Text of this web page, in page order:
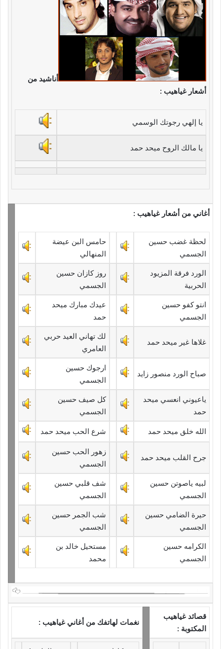
أناشيد من
أشعار غياهيب :
يا إلهي رجوتك الوسمي
يا مالك الروح ميحد حمد
أغاني من أشعار غياهيب :
لحظة غضب حسين
الجسمي
حامس البن عيضة
المنهالي
الورد فرقة المزيود
الحربية
روز كازان حسين
الجسمي
انتو كفو حسين
الجسمي
عيدك مبارك ميحد
حمد
غلاها غير ميحد حمد
لك تهاني العيد حربي
العامري
صباح الورد منصور زايد
ارجوك حسين
الجسمي
ياعيوني انعسي ميحد
حمد
كل صيف حسين
الجسمي
الله خلق ميحد حمد شرع الحب ميحد حمد
جرح القلب ميحد حمد
زهور الحب حسين
الجسمي
لبيه ياصوتن حسين
الجسمي
شف قلبي حسين
الجسمي
حيرة الضامي حسين
الجسمي
شب الجمر حسين
الجسمي
الكرامه حسين
الجسمي
مستحيل خالد بن
محمد
قصائد غياهيب
المكتوبة :
نغمات لهاتفك من أغاني غياهيب :